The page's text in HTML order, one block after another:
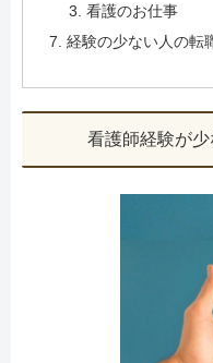
看護のお仕事
経験の少ない人の転
看護師経験が